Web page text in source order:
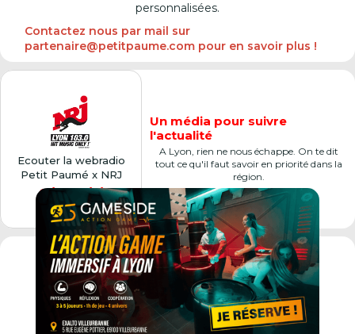
personnalisées.
Contactez nous par mail sur
partenaire@petitpaume.com pour en savoir plus !
Ecouter la webradio
Petit Paumé x NRJ
Cliquer ici
Un média pour suivre
l'actualité
A Lyon, rien ne nous échappe. On te dit
tout ce qu'il faut savoir en priorité dans la
région.
Premier city-guide de France,
véritable
institution